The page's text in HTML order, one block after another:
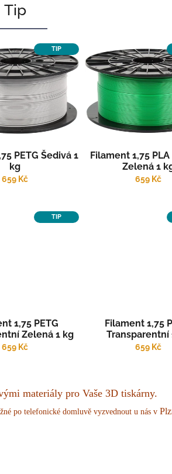
Tip
TIP
PETG Šedivá 1
kg
659 Kč
Filament 1,75
Zelená 1
659 Kč
TIP
1,75 PETG
Zelená 1 kg
659 Kč
Filament 1,75
Transparentní
659 Kč
materiály pro Vaše 3D tiskárny.
po telefonické domluvě vyzvednout u nás v